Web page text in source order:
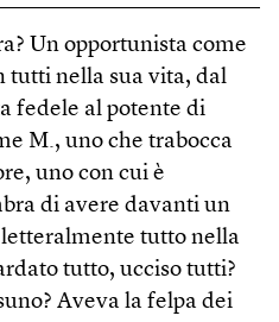
Un opportunista come
tutti nella sua vita, dal
fedele al potente di
M., uno che trabocca
uno con cui è
di avere davanti un
tutto nella
tutto, ucciso tutti?
Aveva la felpa dei